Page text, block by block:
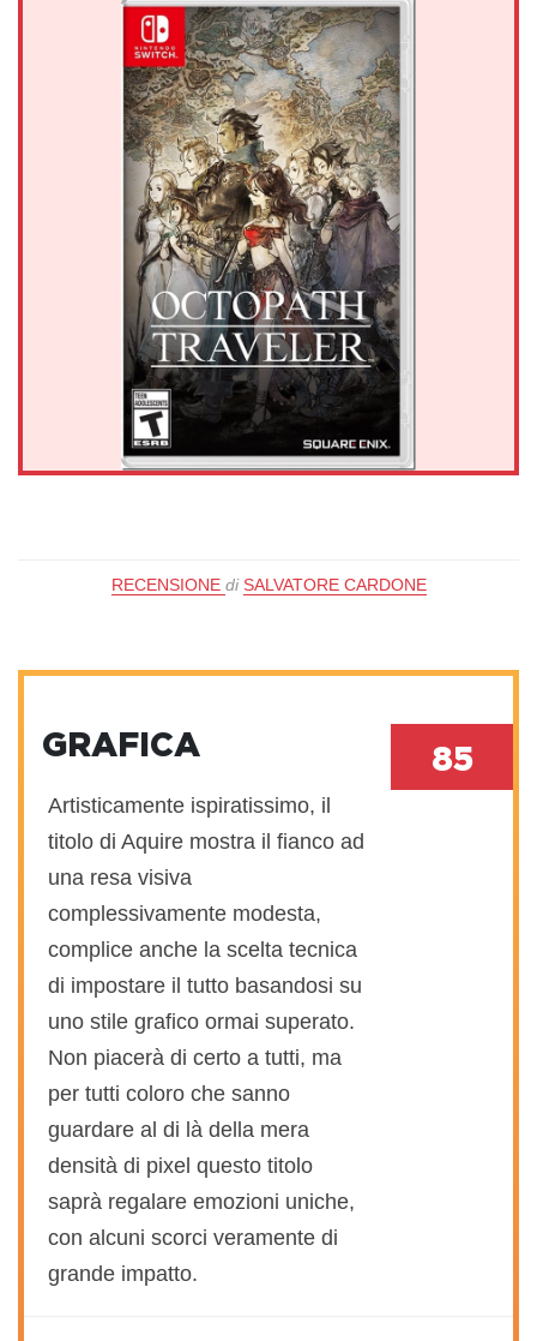
RECENSIONE di SALVATORE CARDONE
GRAFICA
Artisticamente ispiratissimo, il
titolo di Aquire mostra il fianco ad
una resa visiva
complessivamente modesta,
complice anche la scelta tecnica
di impostare il tutto basandosi su
uno stile grafico ormai superato.
Non piacerà di certo a tutti, ma
per tutti coloro che sanno
guardare al di là della mera
densità di pixel questo titolo
saprà regalare emozioni uniche,
con alcuni scorci veramente di
grande impatto.
85